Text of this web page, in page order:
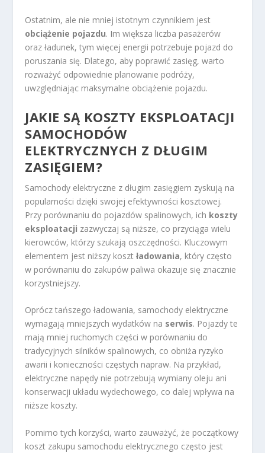
Ostatnim, ale nie mniej istotnym czynnikiem jest
obciążenie pojazdu. Im większa liczba pasażerów
oraz ładunek, tym więcej energii potrzebuje pojazd do
poruszania się. Dlatego, aby poprawić zasięg, warto
rozważyć odpowiednie planowanie podróży,
uwzględniając maksymalne obciążenie pojazdu.
JAKIE SĄ KOSZTY EKSPLOATACJI
SAMOCHODÓW
ELEKTRYCZNYCH Z DŁUGIM
ZASIĘGIEM?
Samochody elektryczne z długim zasięgiem zyskują na
popularności dzięki swojej efektywności kosztowej.
Przy porównaniu do pojazdów spalinowych, ich koszty
eksploatacji zazwyczaj są niższe, co przyciąga wielu
kierowców, którzy szukają oszczędności. Kluczowym
elementem jest niższy kosztładowania, który często
w porównaniu do zakupów paliwa okazuje się znacznie
korzystniejszy.
Oprócz tańszego ładowania, samochody elektryczne
wymagają mniejszych wydatków na serwis. Pojazdy te
mają mniej ruchomych części w porównaniu do
tradycyjnych silników spalinowych, co obniża ryzyko
awarii i konieczności częstych napraw. Na przykład,
elektryczne napędy nie potrzebują wymiany oleju ani
konserwacji układu wydechowego, co dalej wpływa na
niższe koszty.
Pomimo tych korzyści, warto zauważyć, że początkowy
koszt zakupu samochodu elektrycznego często jest